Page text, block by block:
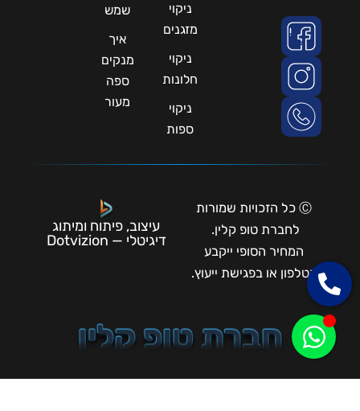
ניקוי
מזגנים
ניקוי
חלונות
ניקוי
ספות
שמש
איך
מנקים
ספה
מעור
Ⓒ כל הזכויות שמורות
לחברת טופ קלין.
המחיר הסופי ייקבע
בטלפון או בפגישת ייעוץ.
עיצוב, פיתוח ומיתוג
דיגיטלי — Dotvizion
חברת טופ קלין